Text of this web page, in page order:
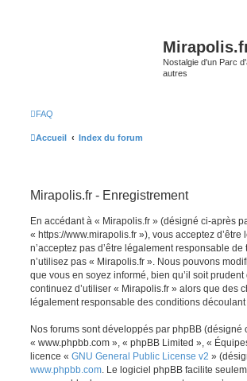
Nostalgie d'un Parc
autres
FAQ
Accueil Index du forum
Mirapolis.fr - Enregistrement
En accédant à « Mirapolis.fr » (désigné ci-après
« https://www.mirapolis.fr »), vous acceptez
n’acceptez pas d’être légalement responsable
n’utilisez pas « Mirapolis.fr ». Nous pouvons
que vous en soyez informé, bien qu’il soit
continuez d’utiliser « Mirapolis.fr » alors que des
légalement responsable des conditions
Nos forums sont développés par phpBB
« www.phpbb.com », « phpBB Limited », «
licence « GNU General Public License v2 »
www.phpbb.com. Le logiciel phpBB facilite